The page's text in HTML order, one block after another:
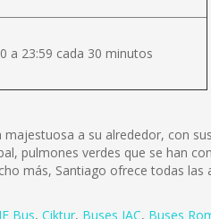
a 23:59 cada 30 minutos
a su alrededor, con
pulmones verdes que se han
más, Santiago ofrece todas las
Bus, Ciktur, Buses JAC, Buses